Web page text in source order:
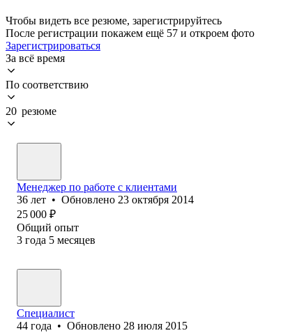
Чтобы видеть все резюме, зарегистрируйтесь
После регистрации покажем ещё 57 и откроем фото
Зарегистрироваться
За всё время
По соответствию
20 резюме
Менеджер по работе с клиентами
36 лет • Обновлено 23 октября 2014
25 000 ₽
Общий опыт
3 года 5 месяцев
Специалист
44 года • Обновлено 28 июля 2015